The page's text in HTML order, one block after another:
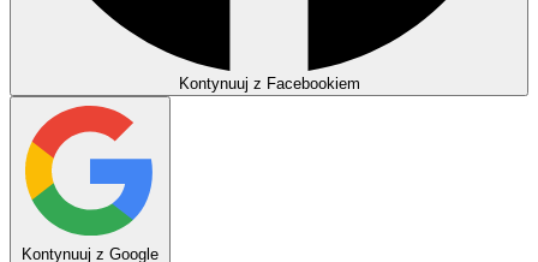
Kontynuuj z Facebookiem
Kontynuuj z Google